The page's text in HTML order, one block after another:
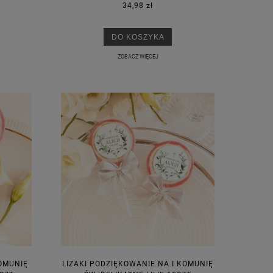
34,98 zł
DO KOSZYKA
ZOBACZ WIĘCEJ
LIZAKI PODZIĘKOWANIE NA I KOMUNIĘ